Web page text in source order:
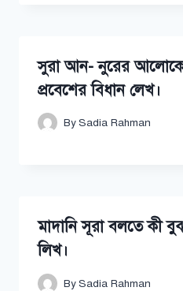
সুরা আন- নুরের
প্রবেশের বিধান লেখ।
BySadia Rahman
মাদানি সূরা বলতে কী
লিখ।
BySadia Rahman